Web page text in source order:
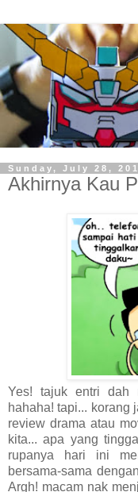
Sunday, July 28,
Akhirnya Kau
Yes! tajuk entri dah
hahaha! tapi... korang
review drama atau
kita... apa yang
rupanya hari ini
bersama-sama
Argh! macam nak